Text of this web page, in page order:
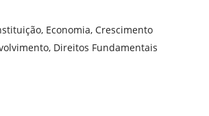
Economia, Crescimento
Direitos Fundamentais